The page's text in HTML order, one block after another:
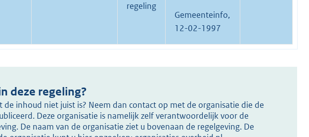
regeling
Gemeenteinfo,
12-02-1997
deze regeling?
de inhoud niet juist is? Neem dan contact op met de organisatie die de
Deze organisatie is namelijk zelf verantwoordelijk voor de
De naam van de organisatie ziet u bovenaan de regelgeving. De